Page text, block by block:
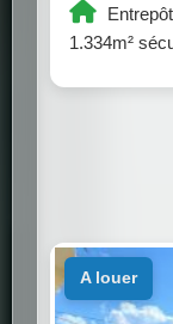
1.334m²
a louer